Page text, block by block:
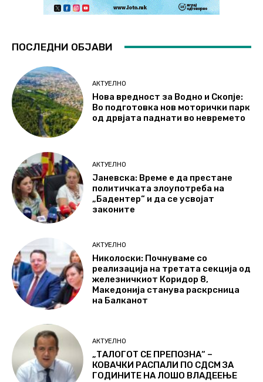
ПОСЛЕДНИ ОБЈАВИ
АКТУЕЛНО
Нова вредност за Водно и Скопје:
Во подготовка нов моторички парк
од дрвјата паднати во невремето
АКТУЕЛНО
Јаневска: Време е да престане
политичката злоупотреба на
„Бадентер“ и да се усвојат
законите
АКТУЕЛНО
Николоски: Почнуваме со
реализација на третата секција од
железничкиот Коридор 8,
Македонија станува раскрсница
на Балканот
АКТУЕЛНО
„ТАЛОГОТ СЕ ПРЕПОЗНА“ –
КОВАЧКИ РАСПАЛИ ПО СДСМ ЗА
ГОДИНИТЕ НА ЛОШО ВЛАДЕЕЊЕ